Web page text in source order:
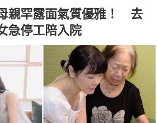
親罕露面氣質優雅！ 去
急停工陪入院